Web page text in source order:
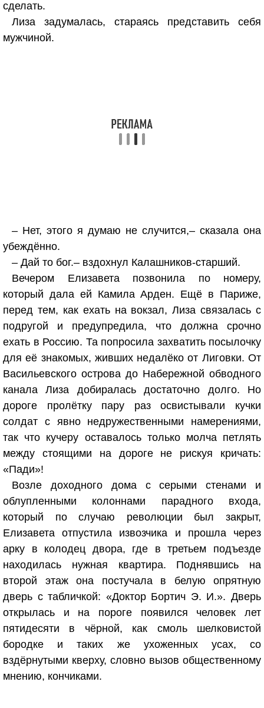
сделать.
Лиза задумалась, стараясь представить себя
мужчиной.
– Нет, этого я думаю не случится,– сказала она
убеждённо.
– Дай то бог.– вздохнул Калашников-старший.
Вечером Елизавета позвонила по номеру,
который дала ей Камила Арден. Ещё в Париже,
перед тем, как ехать на вокзал, Лиза связалась с
подругой и предупредила, что должна срочно
ехать в Россию. Та попросила захватить посылочку
для её знакомых, живших недалёко от Лиговки. От
Васильевского острова до Набережной обводного
канала Лиза добиралась достаточно долго. Но
дороге пролётку пару раз освистывали кучки
солдат с явно недружественными намерениями,
так что кучеру оставалось только молча петлять
между стоящими на дороге не рискуя кричать:
«Пади»!
Возле доходного дома с серыми стенами и
облупленными колоннами парадного входа,
который по случаю революции был закрыт,
Елизавета отпустила извозчика и прошла через
арку в колодец двора, где в третьем подъезде
находилась нужная квартира. Поднявшись на
второй этаж она постучала в белую опрятную
дверь с табличкой: «Доктор Бортич Э. И.». Дверь
открылась и на пороге появился человек лет
пятидесяти в чёрной, как смоль шелковистой
бородке и таких же ухоженных усах, со
вздёрнутыми кверху, словно вызов общественному
мнению, кончиками.